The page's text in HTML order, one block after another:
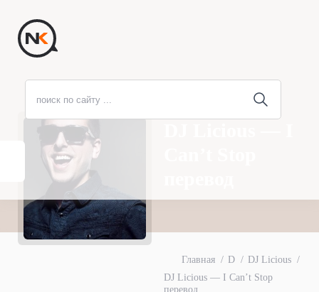
Главная D
DJ Licious
DJ Licious — I Can’t Stop
перевод